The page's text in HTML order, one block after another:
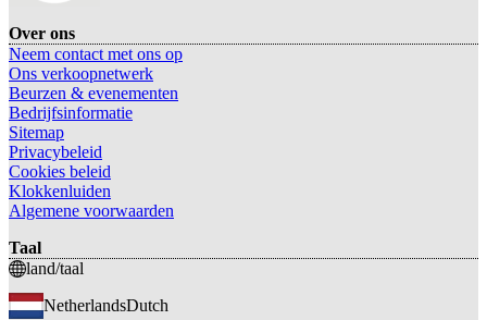
Over ons
Neem contact met ons op
Ons verkoopnetwerk
Beurzen & evenementen
Bedrijfsinformatie
Sitemap
Privacybeleid
Cookies beleid
Klokkenluiden
Algemene voorwaarden
Taal
land/taal
NetherlandsDutch